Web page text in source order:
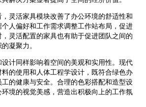
灵活家具模块改善了办公环境的舒适性和
人偏好和工作需求调整工作站布局，促进
灵活配置的家具也有助于促进团队之间的
凝聚力。
计同样影响着空间的美观和实用性。现代
的使用和人体工程学设计，既符合绿色办
的健康与安全。合理的色彩搭配和造型设
境的视觉美感，营造出积极向上的工作氛